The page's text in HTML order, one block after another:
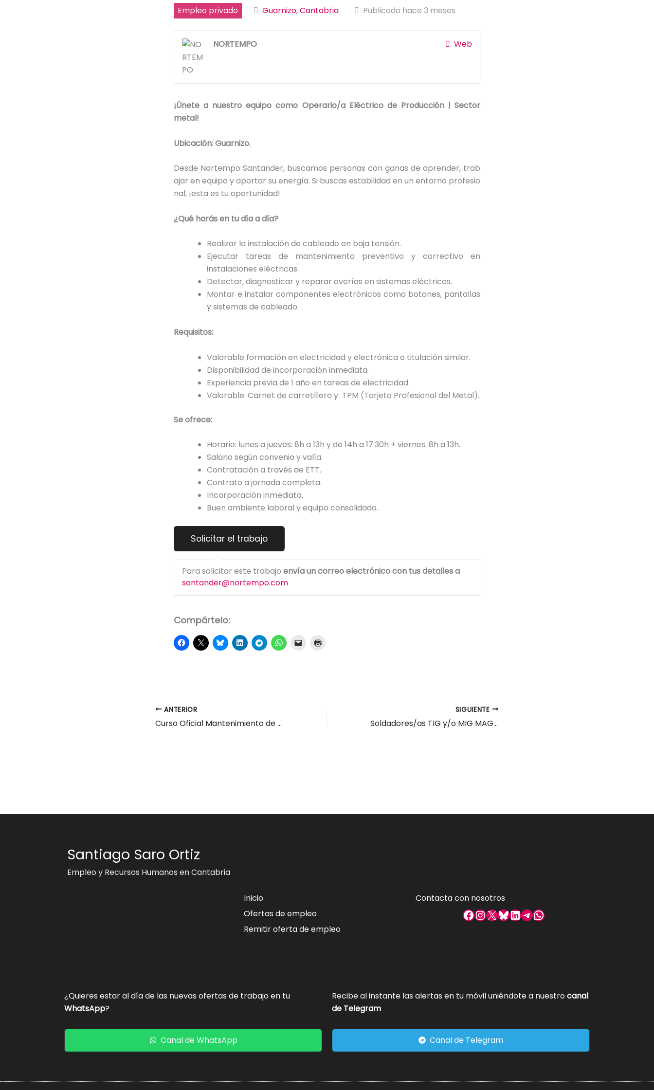
Empleo privado Guarnizo, Cantabria Publicado hace 3 meses
Web
NORTEMPO
¡Únete a nuestro equipo como Operario/a Eléctrico de Producción | Sector
metal!
Ubicación: Guarnizo.
Desde Nortempo Santander, buscamos personas con ganas de aprender, trab
ajar en equipo y aportar su energía. Si buscas estabilidad en un entorno profesio
nal, ¡esta es tu oportunidad!
¿Qué harás en tu día a día?
Realizar la instalación de cableado en baja tensión.
Ejecutar tareas de mantenimiento preventivo y correctivo en
instalaciones eléctricas.
Detectar, diagnosticar y reparar averías en sistemas eléctricos.
Montar e instalar componentes electrónicos como botones, pantallas
y sistemas de cableado.
Requisitos:
Valorable formación en electricidad y electrónica o titulación similar.
Disponibilidad de incorporación inmediata.
Experiencia previa de 1 año en tareas de electricidad.
Valorable: Carnet de carretillero y TPM (Tarjeta Profesional del Metal).
Se ofrece:
Horario: lunes a jueves: 8h a 13h y de 14h a 17:30h + viernes: 8h a 13h.
Salario según convenio y valía.
Contratación a través de ETT.
Contrato a jornada completa.
Incorporación inmediata.
Buen ambiente laboral y equipo consolidado.
Para solicitar este trabajo envía un correo electrónico con tus detalles a
santander@nortempo.com
Compártelo:
ANTERIOR
Curso Oficial Mantenimiento de Equipos y Sistemas Cantabria
SIGUIENTE
Soldadores/as TIG y/o MIG MAG Medio Cudeyo
Santiago Saro Ortiz
Empleo y Recursos Humanos en Cantabria
Inicio
Ofertas de empleo
Remitir oferta de empleo
Contacta con nosotros
Facebook
Instagram
X Bluesky
LinkedIn
Telegram
WhatsApp
¿Quieres estar al día de las nuevas ofertas de trabajo en tu
WhatsApp?
Canal de WhatsApp
Recibe al instante las alertas en tu móvil uniéndote a nuestrocanal
de Telegram
Canal de Telegram